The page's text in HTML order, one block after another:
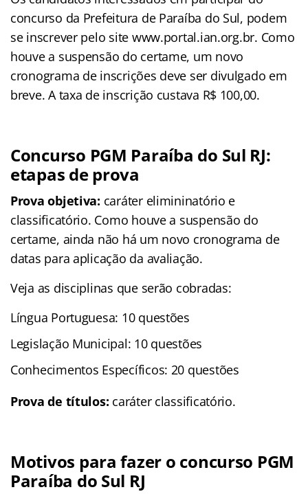
concurso da Prefeitura de Paraíba do Sul, podem
se inscrever pelo site www.portal.ian.org.br. Como
houve a suspensão do certame, um novo
cronograma de inscrições deve ser divulgado em
breve. A taxa de inscrição custava R$ 100,00.
Concurso PGM Paraíba do Sul RJ:
etapas de prova
Prova objetiva: caráter elimininatório e
classificatório. Como houve a suspensão do
certame, ainda não há um novo cronograma de
datas para aplicação da avaliação.
Veja as disciplinas que serão cobradas:
Língua Portuguesa: 10 questões
Legislação Municipal: 10 questões
Conhecimentos Específicos: 20 questões
Prova de títulos: caráter classificatório.
Motivos para fazer o concurso PGM
Paraíba do Sul RJ